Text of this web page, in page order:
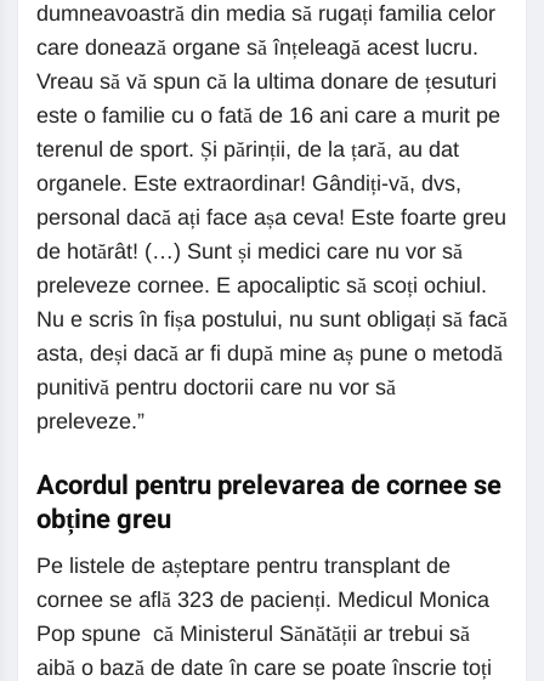
dumneavoastră din media să rugați familia celor
care donează organe să înțeleagă acest lucru.
Vreau să vă spun că la ultima donare de țesuturi
este o familie cu o fată de 16 ani care a murit pe
terenul de sport. Și părinții, de la țară, au dat
organele. Este extraordinar! Gândiți-vă, dvs,
personal dacă ați face așa ceva! Este foarte greu
de hotărât! (…) Sunt și medici care nu vor să
preleveze cornee. E apocaliptic să scoți ochiul.
Nu e scris în fișa postului, nu sunt obligați să facă
asta, deși dacă ar fi după mine aș pune o metodă
punitivă pentru doctorii care nu vor să
preleveze.”
Acordul pentru prelevarea de cornee se
obține greu
Pe listele de așteptare pentru transplant de
cornee se află 323 de pacienți. Medicul Monica
Pop spune că Ministerul Sănătății ar trebui să
aibă o bază de date în care se poate înscrie toți